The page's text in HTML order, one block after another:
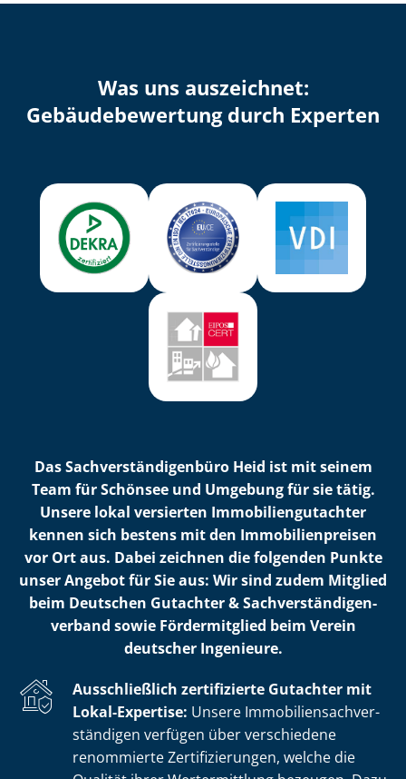
Was uns auszeichnet:
Ge­bäu­de­be­wer­tung durch Experten
Das Sach­ver­stän­di­gen­bü­ro Heid ist mit seinem
Team für Schönsee und Umgebung für sie tätig.
Unsere lokal versierten Im­mo­bi­li­en­gut­ach­ter
kennen sich bestens mit den Im­mo­bi­li­en­prei­sen
vor Ort aus. Dabei zeichnen die folgenden Punkte
unser Angebot für Sie aus: Wir sind zudem Mitglied
beim Deutschen Gutachter & Sach­ver­stän­di­gen­
ver­band sowie Fördermitglied beim Verein
deutscher Ingenieure.
Ausschließlich zertifizierte Gutachter mit
Lokal-Expertise: Unsere Im­mo­bi­li­en­sach­ver­
stän­di­gen verfügen über verschiedene
renommierte Zer­ti­fi­zie­run­gen, welche die